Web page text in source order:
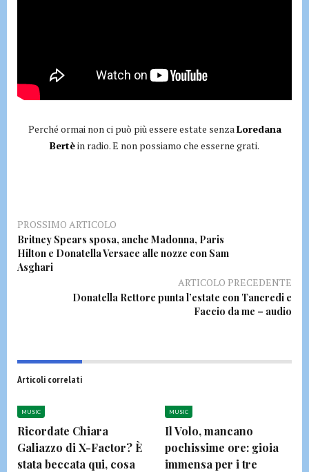
Perché ormai non ci può più essere estate senzaLoredana
Bertèin radio. E non possiamo che esserne grati.
PROSSIMO ARTICOLO
Britney Spears sposa, anche Madonna, Paris
Hilton e Donatella Versace alle nozze con Sam
Asghari
ARTICOLO PRECEDENTE
Donatella Rettore punta l’estate con Tancredi e
Faccio da me – audio
Articoli correlati
MUSIC
Ricordate Chiara
Galiazzo di X-Factor? È
stata beccata qui, cosa
MUSIC
Il Volo, mancano
pochissime ore: gioia
immensa per i tre